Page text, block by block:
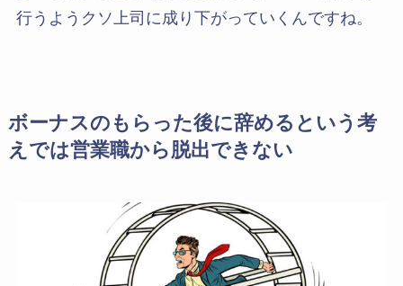
行うようクソ上司に成り下がっていくんですね。
ボーナスのもらった後に辞めるという考
えでは営業職から脱出できない